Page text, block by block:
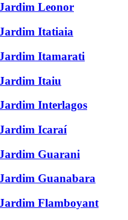
Leonor
Itatiaia
Itamarati
Itaiu
Interlagos
Icaraí
Guarani
Guanabara
Flamboyant